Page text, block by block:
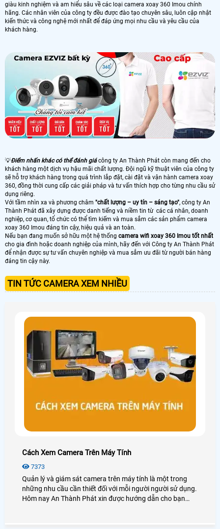
giàu kinh nghiệm và am hiểu sâu về các loại camera xoay 360 Imou chính
hãng. Các nhân viên của công ty đều được đào tạo chuyên sâu, luôn cập nhật
kiến thức và công nghệ mới nhất để đáp ứng mọi nhu cầu và yêu cầu của
khách hàng.
💡Điểm nhấn khác có thể đánh giácông ty An Thành Phát còn mang đến cho
khách hàng một dịch vụ hậu mãi chất lượng. Đội ngũ kỹ thuật viên của công ty
sẽ hỗ trợ khách hàng trong quá trình lắp đặt, cài đặt và vận hành camera xoay
360, đồng thời cung cấp các giải pháp và tư vấn thích hợp cho từng nhu cầu sử
dụng riêng.
Với tầm nhìn xa và phương châm "chất lượng – uy tín – sáng tạo", công ty An
Thành Phát đã xây dựng được danh tiếng và niềm tin từ các cá nhân, doanh
nghiệp, cơ quan, tổ chức có thể tìm kiếm và mua sắm các sản phẩm camera
xoay 360 Imou đáng tin cậy, hiệu quả và an toàn.
Nếu bạn đang muốn sở hữu một hệ thống camera wifi xoay 360 Imou tốt nhất
cho gia đình hoặc doanh nghiệp của mình, hãy đến với Công ty An Thành Phát
để nhận được sự tư vấn chuyên nghiệp và mua sắm ưu đãi từ người bán hàng
đáng tin cậy này.
TIN TỨC CAMERA XEM NHIỀU
Cách Xem Camera Trên Máy Tính
7373
Quản lý và giám sát camera trên máy tính là một trong
những nhu cầu cần thiết đối với mỗi người người sử dụng.
Hôm nay An Thành Phát xin được hướng dẫn cho bạn